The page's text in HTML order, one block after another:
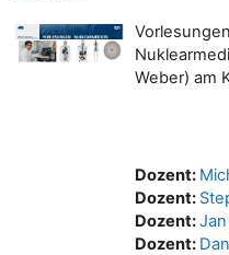
Weber) am
Dozent:
Dozent:
Dozent:
Dozent: